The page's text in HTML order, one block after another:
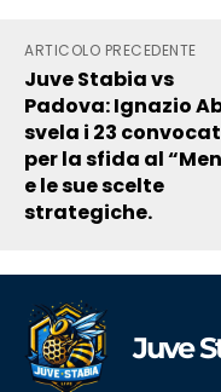
ARTICOLO PRECEDENTE
Juve Stabia vs
Padova: Ignazio
svela i 23
per la sfida al
e le sue scelte
strategiche.
Juve